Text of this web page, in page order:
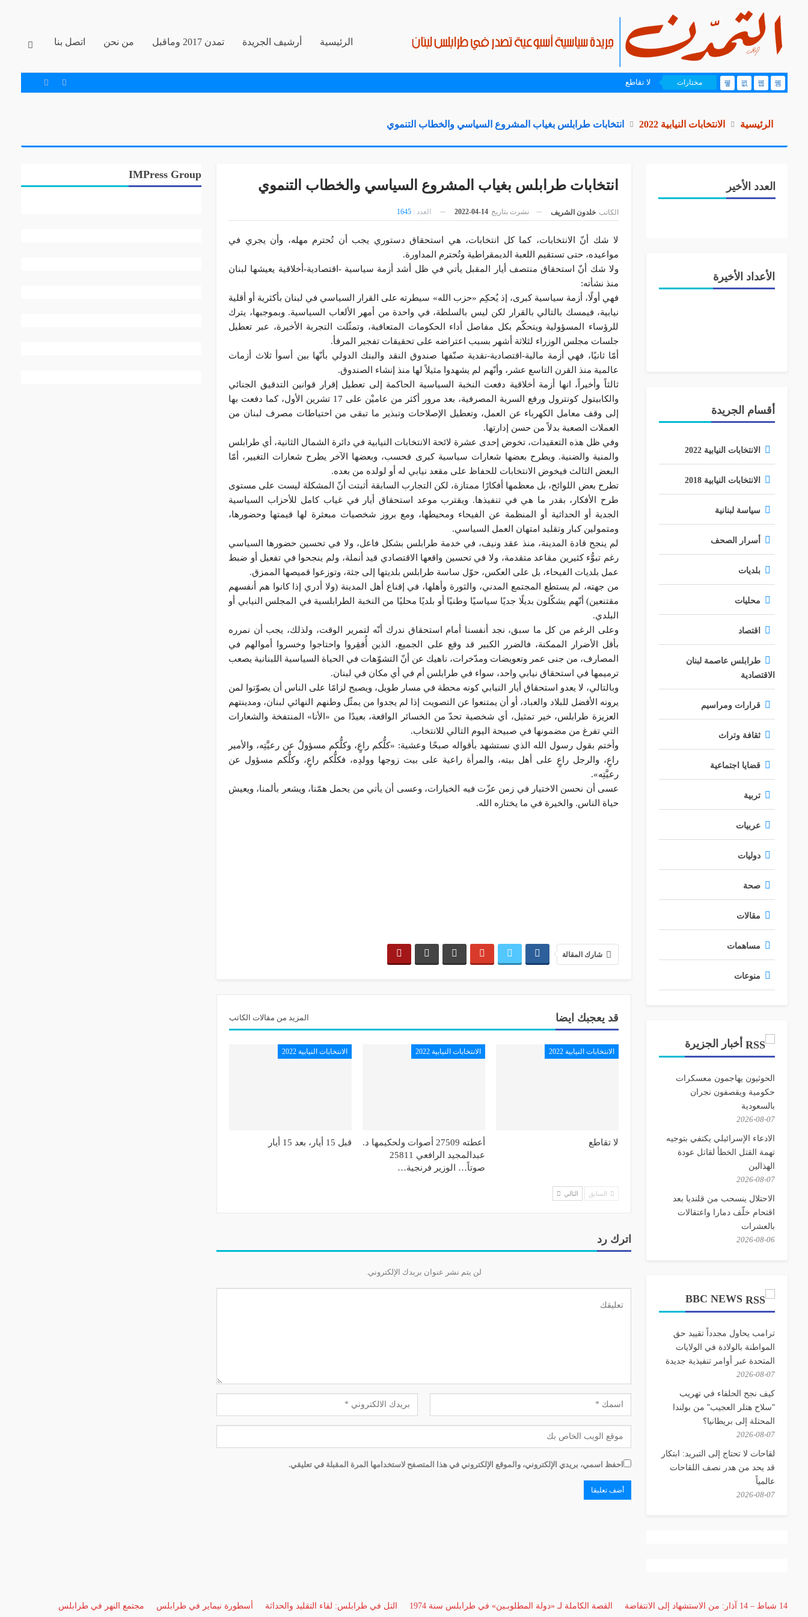
الرئيسية أرشيف الجريدة تمدن 2017 وماقبل من نحن اتصل بنا
مختارات لا تقاطع
الرئيسية الانتخابات النيابية 2022 انتخابات طرابلس بغياب المشروع السياسي والخطاب التنموي
انتخابات طرابلس بغياب المشروع السياسي والخطاب التنموي
الكاتب خلدون الشريف نشرت بتاريخ 14-04-2022 العدد : 1645
لا شك أنّ الانتخابات، كما كل انتخابات، هي استحقاق دستوري يجب أن تُحترم مهله، وأن يجري في
مواعيده، حتى تستقيم اللعبة الديمقراطية وتُحترم المداورة.
ولا شك أنّ استحقاق منتصف أيار المقبل يأتي في ظل أشد أزمة سياسية -اقتصادية-أخلاقية يعيشها لبنان
منذ نشأته:
فهي أولًا، أزمة سياسية كبرى، إذ يُحكِم «حزب الله» سيطرته على القرار السياسي في لبنان بأكثرية أو أقلية
نيابية، فيمسك بالتالي بالقرار لكن ليس بالسلطة، في واحدة من أمهر الألعاب السياسية. وبموجبها، يترك
للرؤساء المسؤولية ويتحكّم بكل مفاصل أداء الحكومات المتعاقبة، وتمثّلت التجربة الأخيرة، عبر تعطيل
جلسات مجلس الوزراء لثلاثة أشهر بسبب اعتراضه على تحقيقات تفجير المرفأ.
أمّا ثانيًا، فهي أزمة مالية-اقتصادية-نقدية صنّفها صندوق النقد والبنك الدولي بأنّها بين أسوأ ثلاث أزمات
عالمية منذ القرن التاسع عشر، وأنّهم لم يشهدوا مثيلاً لها منذ إنشاء الصندوق.
ثالثاً وأخيراً، انها أزمة أخلاقية دفعت النخبة السياسية الحاكمة إلى تعطيل إقرار قوانين التدقيق الجنائي
والكابيتول كونترول ورفع السرية المصرفية، بعد مرور أكثر من عاميْن على 17 تشرين الأول، كما دفعت بها
إلى وقف معامل الكهرباء عن العمل، وتعطيل الإصلاحات وتبذير ما تبقى من احتياطات مصرف لبنان من
العملات الصعبة بدلاً من حسن إدارتها.
وفي ظل هذه التعقيدات، تخوض إحدى عشرة لائحة الانتخابات النيابية في دائرة الشمال الثانية، أي طرابلس
والمنية والضنية. ويطرح بعضها شعارات سياسية كبرى فحسب، وبعضها الآخر يطرح شعارات التغيير، أمّا
البعض الثالث فيخوض الانتخابات للحفاظ على مقعد نيابي له أو لولده من بعده.
تطرح بعض اللوائح، بل معظمها أفكارًا ممتازة، لكن التجارب السابقة أثبتت أنّ المشكلة ليست على مستوى
طرح الأفكار، بقدر ما هي في تنفيذها. ويقترب موعد استحقاق أيار في غياب كامل للأحزاب السياسية
الجدية أو الحداثية أو المنظمة عن الفيحاء ومحيطها، ومع بروز شخصيات مبعثرة لها قيمتها وحضورها،
ومتمولين كبار وتقليد امتهان العمل السياسي.
لم ينجح قادة المدينة، منذ عقد ونيف، في خدمة طرابلس بشكل فاعل، ولا في تحسين حضورها السياسي
رغم تبوُّء كثيرين مقاعد متقدمة، ولا في تحسين واقعها الاقتصادي قيد أنملة، ولم ينجحوا في تفعيل أو ضبط
عمل بلديات الفيحاء، بل على العكس، حوّل ساسة طرابلس بلديتها إلى جثة، وتوزعوا قميصها الممزق.
من جهته، لم يستطع المجتمع المدني، والثورة وأهلها، في إقناع أهل المدينة (ولا أدري إذا كانوا هم أنفسهم
مقتنعين) أنّهم يشكّلون بديلًا جديًا سياسيًا وطنيًا أو بلديًا محليًا من النخبة الطرابلسية في المجلس النيابي أو
البلدي.
وعلى الرغم من كل ما سبق، نجد أنفسنا أمام استحقاق ندرك أنّه لتمرير الوقت، ولذلك، يجب أن نمرره
بأقل الأضرار الممكنة، فالضرر الكبير قد وقع على الجميع، الذين أُفقِروا واحتاجوا وخسروا أموالهم في
المصارف، من جنى عمر وتعويضات ومدّخرات، ناهيك عن أنّ التشوّهات في الحياة السياسية اللبنانية يصعب
ترميمها في استحقاق نيابي واحد، سواء في طرابلس أم في أي مكان في لبنان.
وبالتالي، لا يعدو استحقاق أيار النيابي كونه محطة في مسار طويل، ويصبح لزامًا على الناس أن يصوّتوا لمن
يرونه الأفضل للبلاد والعباد، أو أن يمتنعوا عن التصويت إذا لم يجدوا من يمثّل وطنهم النهائي لبنان، ومدينتهم
العزيزة طرابلس، خير تمثيل، أي شخصية تحدّ من الخسائر الواقعة، بعيدًا من «الأنا» المنتفخة والشعارات
التي تفرغ من مضمونها في صبيحة اليوم التالي للانتخاب.
وأختم بقول رسول الله الذي نستشهد بأقواله صبحًا وعشية: «كلُّكم راعٍ، وكلُّكم مسؤولٌ عن رعيَّتِه، والأمير
راعٍ، والرجل راعٍ على أهل بيته، والمرأة راعية على بيت زوجها وولدِه، فكلُّكم راعٍ، وكلُّكم مسؤول عن
رعيَّتِه».
عسى أن نحسن الاختيار في زمن عزّت فيه الخيارات، وعسى أن يأتي من يحمل همّنا، ويشعر بألمنا، ويعيش
حياة الناس. والخيرة في ما يختاره الله.
شارك المقالة
قد يعجبك ايضا المزيد من مقالات الكاتب
الانتخابات النيابية 2022
لا تقاطع
الانتخابات النيابية 2022
أعطته 27509 أصوات ولحكيمها د.
عبدالمجيد الرافعي 25811
صوتاً… الوزير فرنجية…
الانتخابات النيابية 2022
قبل 15 أيار، بعد 15 أيار
السابق التالي
اترك رد
لن يتم نشر عنوان بريدك الإلكتروني.
احفظ اسمي، بريدي الإلكتروني، والموقع الإلكتروني في هذا المتصفح لاستخدامها المرة المقبلة في تعليقي.
العدد الأخير
الأعداد الأخيرة
أقسام الجريدة
الانتخابات النيابية 2022
الانتخابات النيابية 2018
سياسة لبنانية
أسرار الصحف
بلديات
محليات
اقتصاد
طرابلس عاصمة لبنان
الاقتصادية
قرارات ومراسيم
ثقافة وتراث
قضايا اجتماعية
تربية
عربيات
دوليات
صحة
مقالات
مساهمات
منوعات
أخبار الجزيرة
الحوثيون يهاجمون معسكرات
حكومية ويقصفون نجران
بالسعودية
2026-08-07
الادعاء الإسرائيلي يكتفي بتوجيه
تهمة القتل الخطأ لقاتل عودة
الهذالين
2026-08-07
الاحتلال ينسحب من قلنديا بعد
اقتحام خلّف دمارا واعتقالات
بالعشرات
2026-08-06
BBC NEWS
ترامب يحاول مجدداً تقييد حق
المواطنة بالولادة في الولايات
المتحدة عبر أوامر تنفيذية جديدة
2026-08-07
كيف نجح الحلفاء في تهريب
"سلاح هتلر العجيب" من بولندا
المحتلة إلى بريطانيا؟
2026-08-07
لقاحات لا تحتاج إلى التبريد: ابتكار
قد يحد من هدر نصف اللقاحات
عالمياً
2026-08-07
IMPress Group
14 شباط – 14 آذار: من الاستشهاد إلى الانتفاضة القصة الكاملة لـ «دولة المطلوبـين» في طرابلس سنة 1974 التل في طرابلس: لقاء التقليد والحداثة أسطورة نيماير في طرابلس مجتمع النهر في طرابلس